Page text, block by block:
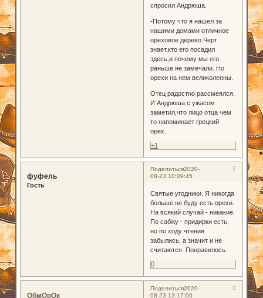
спросил Андрюша.
-Потому что я нашел за
нашими домами отличное
ореховое дерево.Черт
знает,кто его посадил
здесь,и почему мы его
раньше не замечали. Но
орехи на нем великолепны.
Отец радостно рассмеялся.
И Андрюша с ужасом
заметил,что лицо отца чем
то напоминает грецкий
орех.
+1
Поделиться 2
2020-
08-23 10:09:45
фуфель
Гость
Святые угодники. Я никогда
больше не буду есть орехи.
На всякий случай - никакие.
По сабжу - придирки есть,
но по ходу чтения
забылись, а значит и не
считаются. Понравилось.
0
Поделиться 3
2020-
08-23 13:17:00
ОбмОрОк